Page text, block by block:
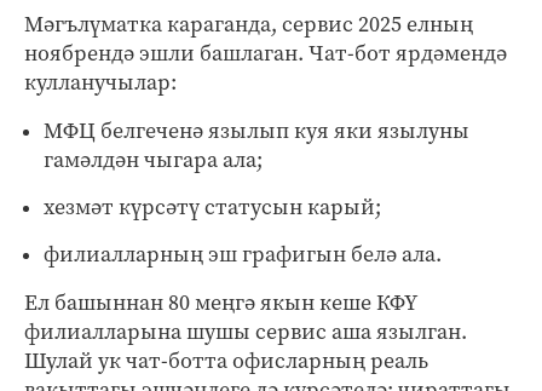
Мәгълүматка караганда, сервис 2025 елның
ноябрендә эшли башлаган. Чат-бот ярдәмендә
кулланучылар:
МФЦ белгеченә язылып куя яки язылуны
гамәлдән чыгара ала;
хезмәт күрсәтү статусын карый;
филиалларның эш графигын белә ала.
Ел башыннан 80 меңгә якын кеше КФҮ
филиалларына шушы сервис аша язылган.
Шулай ук чат-ботта офисларның реаль